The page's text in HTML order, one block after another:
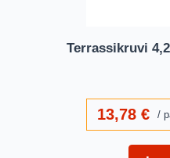
Terrassikruvi
13,78€